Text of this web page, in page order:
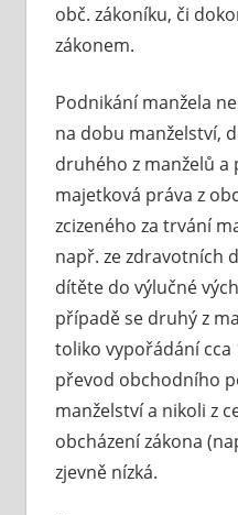
obč. zákoníku, či
zákonem.
Podnikání manžela
na dobu manželství,
druhého z manželů a
majetková práva z
zcizeného za trvání
např. ze zdravotních
dítěte do výlučné
případě se druhý z
toliko vypořádání cca
převod obchodního
manželství a nikoli z
obcházení zákona
zjevně nízká.